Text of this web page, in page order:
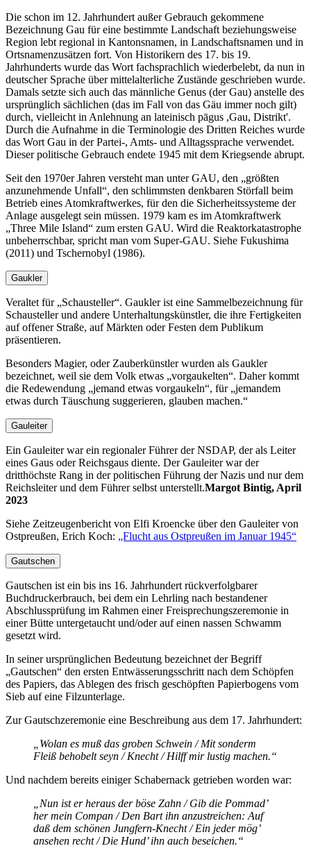
Die schon im 12. Jahrhundert außer Gebrauch gekommene
Bezeichnung Gau für eine bestimmte Landschaft beziehungsweise
Region lebt regional in Kantonsnamen, in Landschaftsnamen und in
Ortsnamenzusätzen fort. Von Historikern des 17. bis 19.
Jahrhunderts wurde das Wort fachsprachlich wiederbelebt, da nun in
deutscher Sprache über mittelalterliche Zustände geschrieben wurde.
Damals setzte sich auch das männliche Genus (der Gau) anstelle des
ursprünglich sächlichen (das im Fall von das Gäu immer noch gilt)
durch, vielleicht in Anlehnung an lateinisch pāgus ,Gau, Distrikt'.
Durch die Aufnahme in die Terminologie des Dritten Reiches wurde
das Wort Gau in der Partei-, Amts- und Alltagssprache verwendet.
Dieser politische Gebrauch endete 1945 mit dem Kriegsende abrupt.
Seit den 1970er Jahren versteht man unter GAU, den
größten
anzunehmende Unfall , den schlimmsten denkbaren Störfall beim
Betrieb eines Atomkraftwerkes, für den die Sicherheitssysteme der
Anlage ausgelegt sein müssen. 1979 kam es im Atomkraftwerk
Three Mile Island
zum ersten GAU. Wird die Reaktorkatastrophe
unbeherrschbar, spricht man vom Super-GAU. Siehe Fukushima
(2011) und Tschernobyl (1986).
Gaukler
Veraltet für Schausteller . Gaukler ist eine Sammelbezeichnung für
Schausteller und andere Unterhaltungskünstler, die ihre Fertigkeiten
auf offener Straße, auf Märkten oder Festen dem Publikum
präsentieren.
Besonders Magier, oder Zauberkünstler wurden als Gaukler
bezeichnet, weil sie dem Volk etwas
vorgaukelten . Daher kommt
die Redewendung
jemand etwas vorgaukeln , für jemandem
etwas durch Täuschung suggerieren, glauben machen.
Gauleiter
Ein Gauleiter war ein regionaler Führer der NSDAP, der als Leiter
eines Gaus oder Reichsgaus diente. Der Gauleiter war der
dritthöchste Rang in der politischen Führung der Nazis und nur dem
Reichsleiter und dem Führer selbst unterstellt.Margot Bintig, April
2023
Siehe Zeitzeugenbericht von Elfi Kroencke über den Gauleiter von
Ostpreußen, Erich Koch: „Flucht aus Ostpreußen im Januar 1945“
Gautschen
Gautschen ist ein bis ins 16. Jahrhundert rückverfolgbarer
Buchdrucker­brauch, bei dem ein Lehrling nach bestandener
Abschlussprüfung im Rahmen einer Freisprechungszeremonie in
einer Bütte untergetaucht und/oder auf einen nassen Schwamm
gesetzt wird.
In seiner ursprünglichen Bedeutung bezeichnet der Begriff
„Gautschen“ den ersten Entwässerungsschritt nach dem Schöpfen
des Papiers, das Ablegen des frisch geschöpften Papierbogens vom
Sieb auf eine Filzunterlage.
Zur Gautschzeremonie eine Beschreibung aus dem 17. Jahrhundert:
„Wolan es muß das groben Schwein / Mit sonderm
Fleiß behobelt seyn / Knecht / Hilff mir lustig machen.“
Und nachdem bereits einiger Schabernack getrieben worden war:
„Nun ist er heraus der böse Zahn / Gib die Pommad’
her mein Compan / Den Bart ihn anzustreichen: Auf
daß dem schönen Jungfern-Knecht / Ein jeder mög’
ansehen recht / Die Hund’ ihn auch beseichen.“